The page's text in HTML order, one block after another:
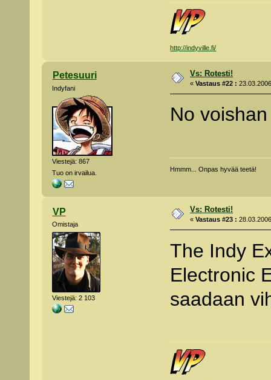
http://indyville.fi/
Petesuuri
Indyfani
Viestejä: 867
Tuo on irvailua.
Vs: Rotesti!
«Vastaus #22 :
No
Hmmm... Onpas hyvää teetä!
VP
Omistaja
Viestejä: 2 103
Vs: Rotesti!
«Vastaus #23 :
The Indy
Electronic
saadaan